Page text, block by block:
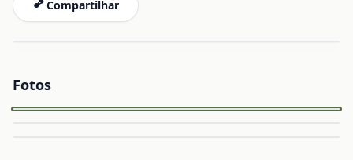
Compartilhar
Fotos
Capa